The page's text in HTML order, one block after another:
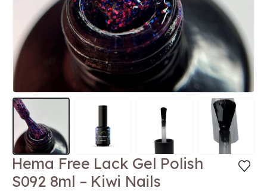
Hema Free Lack Gel Polish
S092 8ml – Kiwi Nails